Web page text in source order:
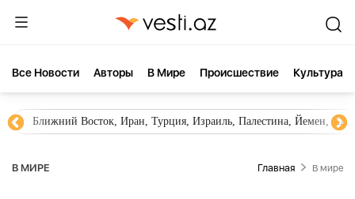
Все Новости Aвторы В Мире Происшествие Культура
Ближний Восток, Иран, Турция, Израиль, Палестина, Йемен,
В МИРЕ Главная В мире